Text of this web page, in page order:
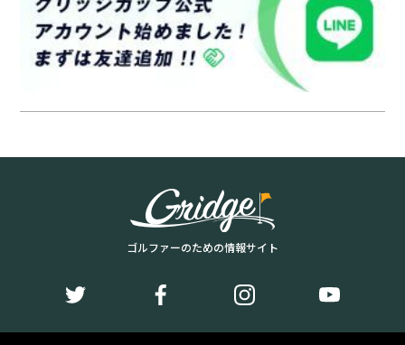
ゴルファーのための情報サイト